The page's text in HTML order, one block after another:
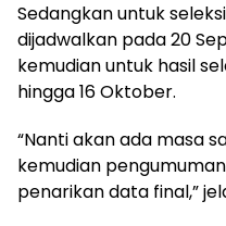
Sedangkan untuk
dijadwalkan pada 20
kemudian untuk hasil
hingga 16 Oktober.
“Nanti akan ada masa
kemudian
penarikan data final,”